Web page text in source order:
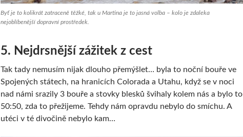
Byť je to kolikrát zatraceně těžké, tak u Martina je to jasná volba – kolo je zdaleka
nejoblíbenější dopravní prostředek.
5. Nejdrsnější zážitek z cest
Tak tady nemusím nijak dlouho přemýšlet… byla to noční bouře ve
Spojených státech, na hranicích Colorada a Utahu, když se v noci
nad námi srazily 3 bouře a stovky blesků švihaly kolem nás a bylo to
50:50, zda to přežijeme. Tehdy nám opravdu nebylo do smíchu. A
utéci v té divočině nebylo kam…